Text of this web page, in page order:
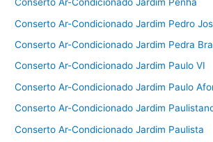
Conserto Ar-Condicionado Jardim Penha
Conserto Ar-Condicionado Jardim Pedro
Conserto Ar-Condicionado Jardim Pedra
Conserto Ar-Condicionado Jardim Paulo VI
Conserto Ar-Condicionado Jardim Paulo
Conserto Ar-Condicionado Jardim
Conserto Ar-Condicionado Jardim Paulista